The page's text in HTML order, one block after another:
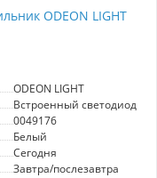
ODEON LIGHT
ODEON LIGHT
Встроенный светодиод
0049176
Белый
Сегодня
Завтра/послезавтра